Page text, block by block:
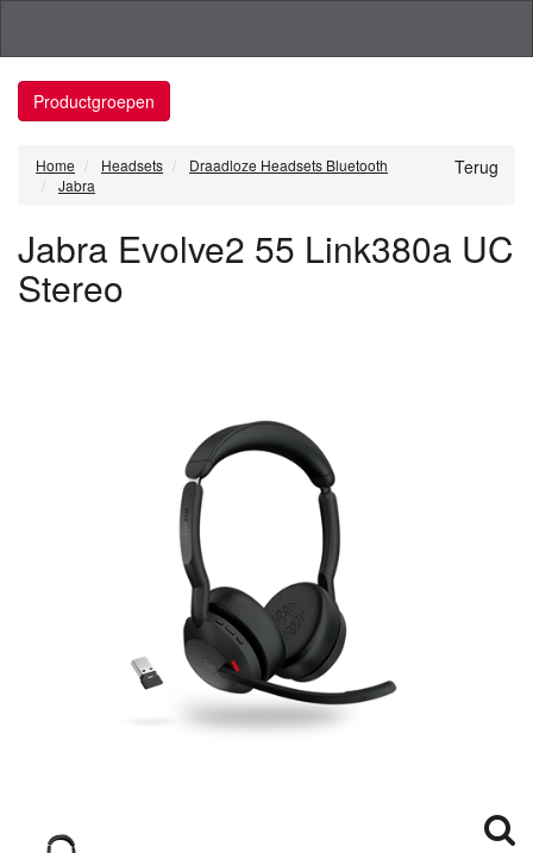
Productgroepen
Terug
Home Headsets
Draadloze Headsets Bluetooth
Jabra
Jabra Evolve2 55 Link380a UC
Stereo